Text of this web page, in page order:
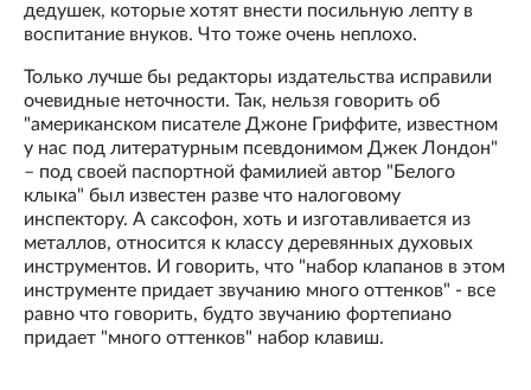
дедушек, которые хотят внести посильную лепту в
воспитание внуков. Что тоже очень неплохо.
Только лучше бы редакторы издательства исправили
очевидные неточности. Так, нельзя говорить об
"американском писателе Джоне Гриффите, известном
у нас под литературным псевдонимом Джек Лондон"
– под своей паспортной фамилией автор "Белого
клыка" был известен разве что налоговому
инспектору. А саксофон, хоть и изготавливается из
металлов, относится к классу деревянных духовых
инструментов. И говорить, что "набор клапанов в этом
инструменте придает звучанию много оттенков" - все
равно что говорить, будто звучанию фортепиано
придает "много оттенков" набор клавиш.